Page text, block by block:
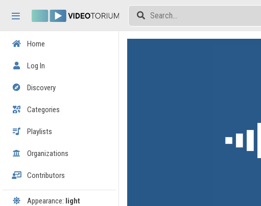
Home
Log In
Discovery
Categories
Playlists
Organizations
Contributors
Appearance: light